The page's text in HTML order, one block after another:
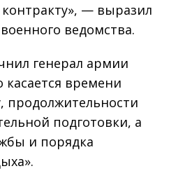
— выразил
ведомства.
генерал армии
времени
продолжительности
подготовки, а
и порядка